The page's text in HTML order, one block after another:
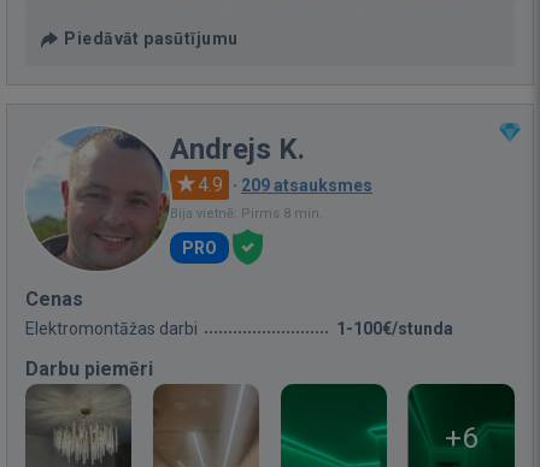
Piedāvāt pasūtījumu
Andrejs K.
4.9 · 209 atsauksmes
Bija vietnē: Pirms 8 min.
PRO
Cenas
Elektromontāžas darbi 1-100€/stunda
Darbu piemēri
+6